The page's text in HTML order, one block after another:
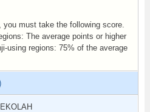
you must take the following score.
The average points or higher
using regions: 75% of the average